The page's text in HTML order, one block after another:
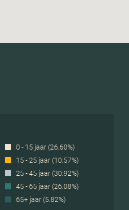
0 - 15 jaar (26.60%)
15 - 25 jaar (10.57%)
25 - 45 jaar (30.92%)
45 - 65 jaar (26.08%)
65+ jaar (5.82%)